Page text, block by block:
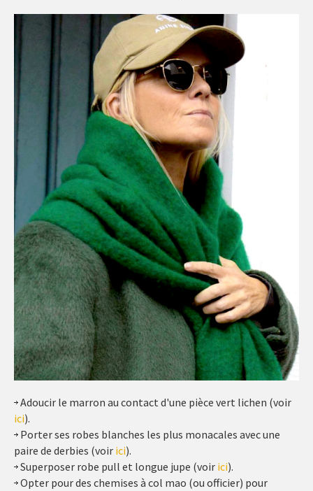
Adoucir le marron au contact d'une pièce vert lichen (voir
ici).
Porter ses robes blanches les plus monacales avec une
paire de derbies (voir ici).
Superposer robe pull et longue jupe (voir ici).
Opter pour des chemises à col mao (ou officier) pour